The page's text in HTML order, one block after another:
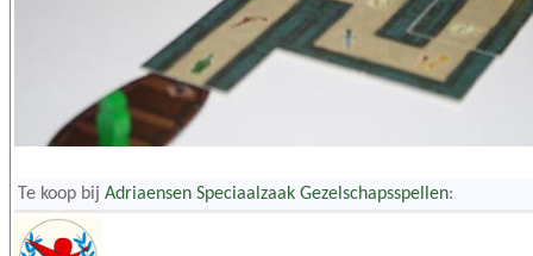
Te koop bij Adriaensen Speciaalzaak Gezelschapsspellen: